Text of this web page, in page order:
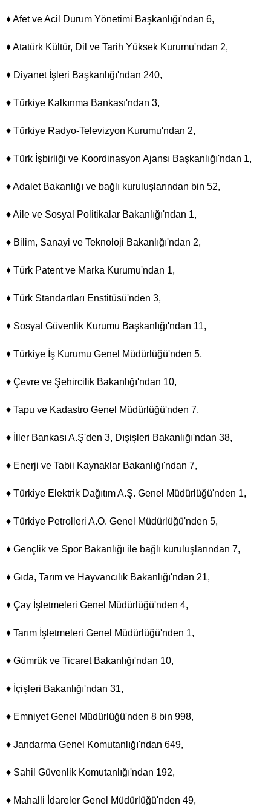
♦ Afet ve Acil Durum Yönetimi Başkanlığı'ndan 6,
♦ Atatürk Kültür, Dil ve Tarih Yüksek Kurumu'ndan 2,
♦ Diyanet İşleri Başkanlığı'ndan 240,
♦ Türkiye Kalkınma Bankası'ndan 3,
♦ Türkiye Radyo-Televizyon Kurumu'ndan 2,
♦ Türk İşbirliği ve Koordinasyon Ajansı Başkanlığı'ndan 1,
♦ Adalet Bakanlığı ve bağlı kuruluşlarından bin 52,
♦ Aile ve Sosyal Politikalar Bakanlığı'ndan 1,
♦ Bilim, Sanayi ve Teknoloji Bakanlığı'ndan 2,
♦ Türk Patent ve Marka Kurumu'ndan 1,
♦ Türk Standartları Enstitüsü'nden 3,
♦ Sosyal Güvenlik Kurumu Başkanlığı'ndan 11,
♦ Türkiye İş Kurumu Genel Müdürlüğü'nden 5,
♦ Çevre ve Şehircilik Bakanlığı'ndan 10,
♦ Tapu ve Kadastro Genel Müdürlüğü'nden 7,
♦ İller Bankası A.Ş'den 3, Dışişleri Bakanlığı'ndan 38,
♦ Enerji ve Tabii Kaynaklar Bakanlığı'ndan 7,
♦ Türkiye Elektrik Dağıtım A.Ş. Genel Müdürlüğü'nden 1,
♦ Türkiye Petrolleri A.O. Genel Müdürlüğü'nden 5,
♦ Gençlik ve Spor Bakanlığı ile bağlı kuruluşlarından 7,
♦ Gıda, Tarım ve Hayvancılık Bakanlığı'ndan 21,
♦ Çay İşletmeleri Genel Müdürlüğü'nden 4,
♦ Tarım İşletmeleri Genel Müdürlüğü'nden 1,
♦ Gümrük ve Ticaret Bakanlığı'ndan 10,
♦ İçişleri Bakanlığı'ndan 31,
♦ Emniyet Genel Müdürlüğü'nden 8 bin 998,
♦ Jandarma Genel Komutanlığı'ndan 649,
♦ Sahil Güvenlik Komutanlığı'ndan 192,
♦ Mahalli İdareler Genel Müdürlüğü'nden 49,